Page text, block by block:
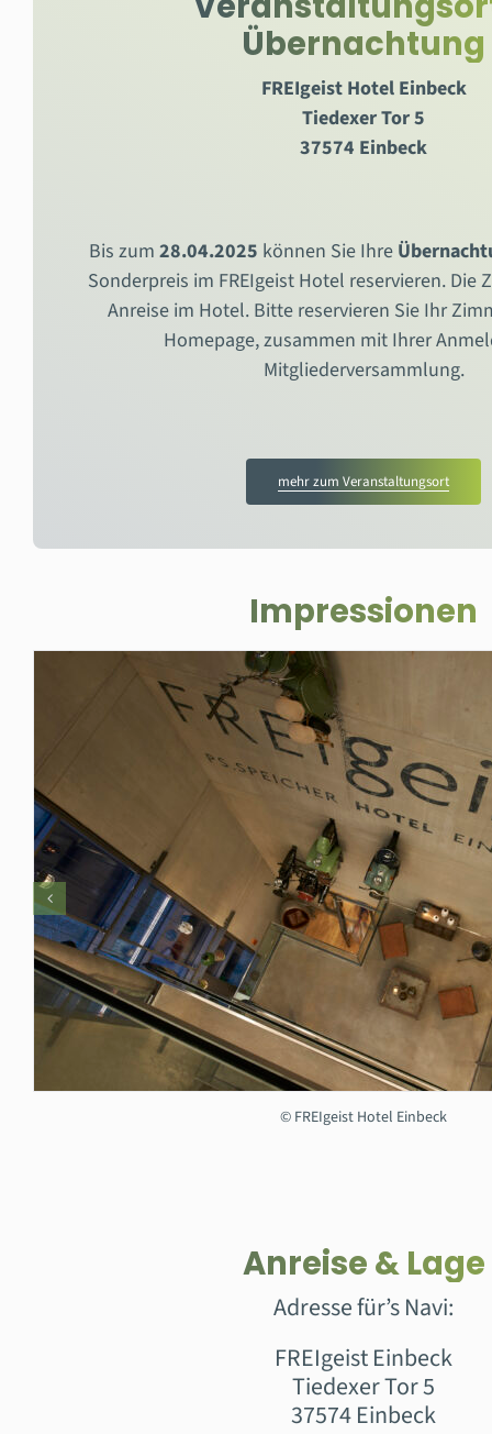
Übernachtung
FREIgeist Hotel Einbeck
Tiedexer Tor 5
37574 Einbeck
Bis zum 28.04.2025 können Sie Ihre
Sonderpreis im FREIgeist Hotel reservieren. Die
Anreise im Hotel. Bitte reservieren Sie Ihr
Homepage, zusammen mit Ihrer
Mitgliederversammlung.
mehr zum Veranstaltungsort
Impressionen
Anreise & Lage
Adresse für’s Navi:
FREIgeist Einbeck
Tiedexer Tor 5
37574 Einbeck